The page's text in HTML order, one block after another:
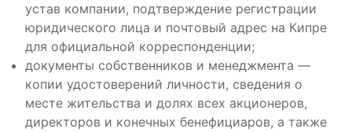
устав компании, подтверждение регистрации
юридического лица и почтовый адрес на Кипре
для официальной корреспонденции;
документы собственников и менеджмента —
копии удостоверений личности, сведения о
месте жительства и долях всех акционеров,
директоров и конечных бенефициаров, а также